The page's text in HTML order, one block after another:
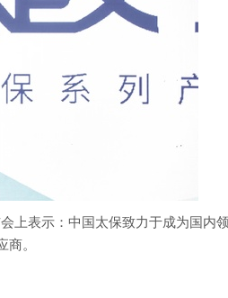
上表示：中国太保致力于成为国内
商。